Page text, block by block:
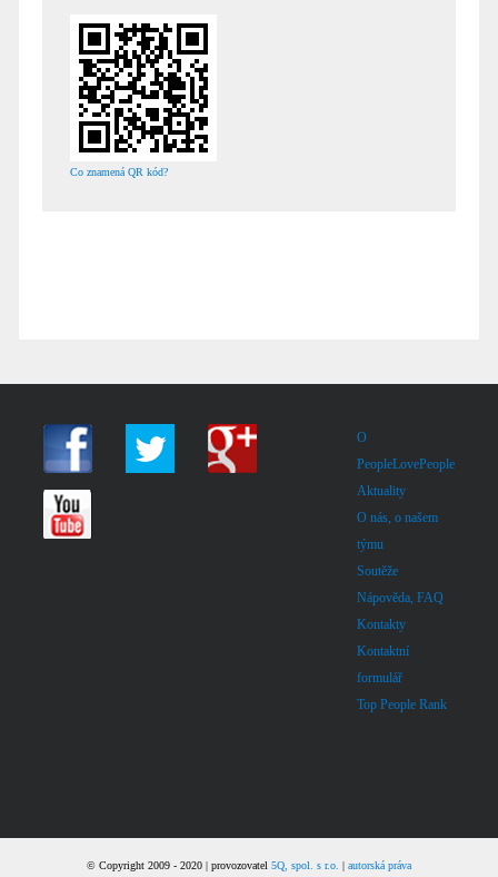
Co znamená QR kód?
O
PeopleLovePeople
Aktuality
O nás, o našem
týmu
Soutěže
Nápověda, FAQ
Kontakty
Kontaktní
formulář
Top People Rank
© Copyright 2009 - 2020 | provozovatel 5Q, spol. s r.o. autorská práva